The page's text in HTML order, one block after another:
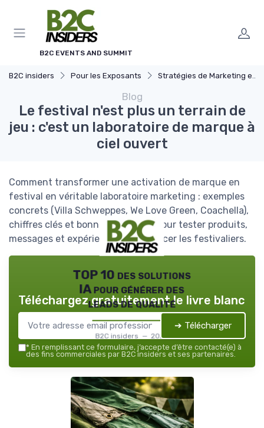
B2C EVENTS AND SUMMIT
B2C insiders Pour les Exposants Stratégies de Marketing et Promotion B2C
Blog
Le festival n'est plus un terrain de
jeu : c'est un laboratoire de marque à
ciel ouvert
Comment transformer une activation de marque en
festival en véritable laboratoire marketing : exemples
concrets (Villa Schweppes, We Love Green, Coachella),
chiffres clés et bonnes pratiques pour tester produits,
messages et expériences sans agacer les festivaliers.
TOP 10 des solutions
IA pour générer des
leads de qualité
B2C insiders — 2026
Téléchargez gratuitement le livre blanc
➔ Télécharger
* En remplissant ce formulaire, j’accepte d’être contacté(e) à
des fins commerciales par B2C insiders et ses partenaires.
Panneau de gestion des cookies